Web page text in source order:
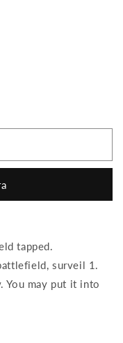
tapped.
surveil 1.
You may put it into